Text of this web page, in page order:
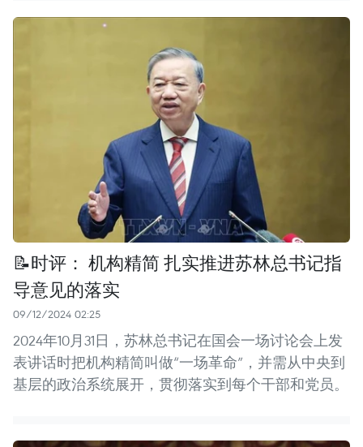
📝时评： 机构精简 扎实推进苏林总书记指
导意见的落实
09/12/2024 02:25
2024年10月31日，苏林总书记在国会一场讨论会上发
表讲话时把机构精简叫做“一场革命”，并需从中央到
基层的政治系统展开，贯彻落实到每个干部和党员。